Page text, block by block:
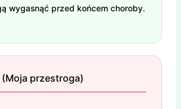
wygasnąć przed końcem choroby.
przestroga)